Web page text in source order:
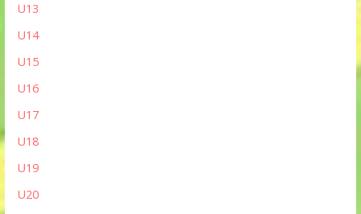
U13
U14
U15
U16
U17
U18
U19
U20